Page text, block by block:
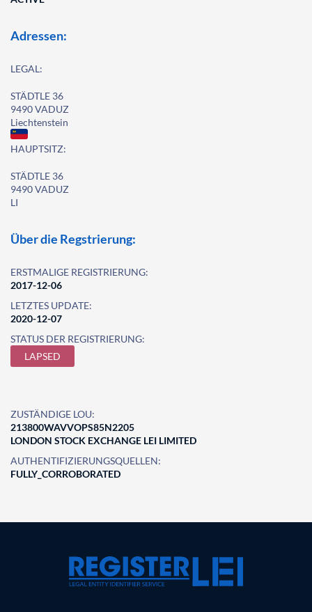
Adressen:
LEGAL:
STÄDTLE 36
9490 VADUZ
Liechtenstein
HAUPTSITZ:
STÄDTLE 36
9490 VADUZ
LI
Über die Regstrierung:
ERSTMALIGE REGISTRIERUNG:
2017-12-06
LETZTES UPDATE:
2020-12-07
STATUS DER REGISTRIERUNG:
LAPSED
ZUSTÄNDIGE LOU:
213800WAVVOPS85N2205
LONDON STOCK EXCHANGE LEI LIMITED
AUTHENTIFIZIERUNGSQUELLEN:
FULLY_CORROBORATED